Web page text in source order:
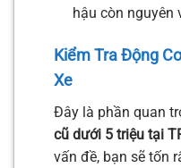
hậu còn nguyên
Kiểm Tra Động
Xe
Đây là phần quan
cũ dưới 5 triệu tại
vấn đề, bạn sẽ tốn